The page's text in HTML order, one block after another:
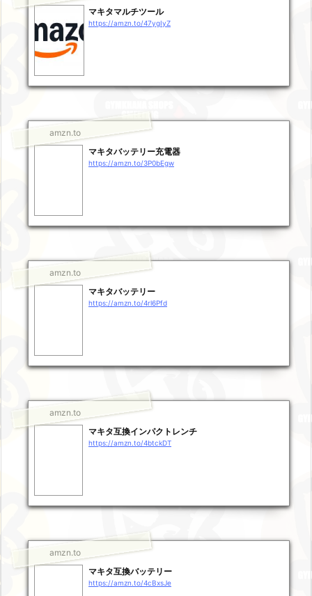
マキタマルチツール
https://amzn.to/47ygIyZ
amzn.to
マキタバッテリー充電器
https://amzn.to/3P0bEgw
amzn.to
マキタバッテリー
https://amzn.to/4rl6Pfd
amzn.to
マキタ互換インパクトレンチ
https://amzn.to/4btckDT
amzn.to
マキタ互換バッテリー
https://amzn.to/4cBxsJe